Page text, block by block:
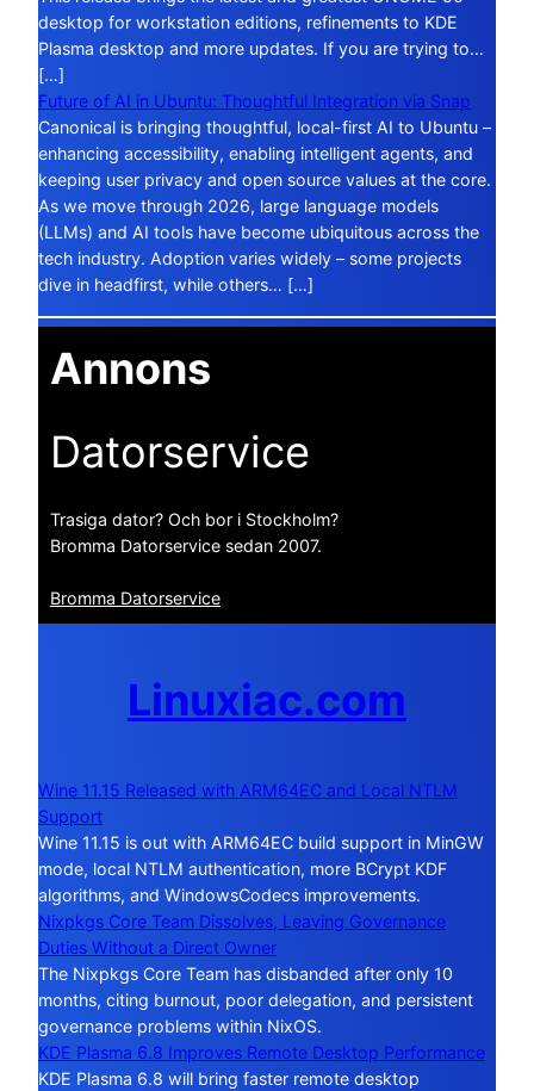
desktop for workstation editions, refinements to KDE
Plasma desktop and more updates. If you are trying to…
[…]
Future of AI in Ubuntu: Thoughtful Integration via Snap
Canonical is bringing thoughtful, local-first AI to Ubuntu –
enhancing accessibility, enabling intelligent agents, and
keeping user privacy and open source values at the core.
As we move through 2026, large language models
(LLMs) and AI tools have become ubiquitous across the
tech industry. Adoption varies widely – some projects
dive in headfirst, while others… […]
Annons
Datorservice
Trasiga dator? Och bor i Stockholm?
Bromma Datorservice sedan 2007.
Bromma Datorservice
Linuxiac.com
Wine 11.15 Released with ARM64EC and Local NTLM
Support
Wine 11.15 is out with ARM64EC build support in MinGW
mode, local NTLM authentication, more BCrypt KDF
algorithms, and WindowsCodecs improvements.
Nixpkgs Core Team Dissolves, Leaving Governance
Duties Without a Direct Owner
The Nixpkgs Core Team has disbanded after only 10
months, citing burnout, poor delegation, and persistent
governance problems within NixOS.
KDE Plasma 6.8 Improves Remote Desktop Performance
KDE Plasma 6.8 will bring faster remote desktop